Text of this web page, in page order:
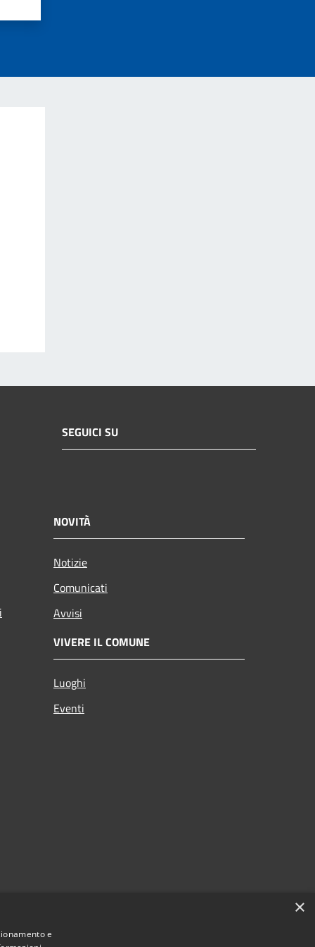
SEGUICI SU
NOVITÀ
Notizie
Comunicati
Avvisi
VIVERE IL COMUNE
Luoghi
Eventi
×
e